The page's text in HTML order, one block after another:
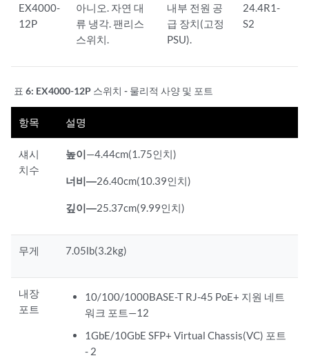
EX4000-
12P
아니오. 자연 대
류 냉각. 팬리스
스위치.
내부 전원 공
급 장치(고정
PSU).
24.4R1-
S2
표 6: EX4000-12P 스위치 - 물리적 사양 및 포트
항목 설명
섀시
치수
높이—4.44cm(1.75인치)
너비—26.40cm(10.39인치)
깊이—25.37cm(9.99인치)
무게 7.05lb(3.2kg)
내장
포트
10/100/1000BASE-T RJ-45 PoE+ 지원 네트
워크 포트—12
1GbE/10GbE SFP+ Virtual Chassis(VC) 포트
- 2